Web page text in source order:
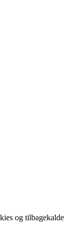
og